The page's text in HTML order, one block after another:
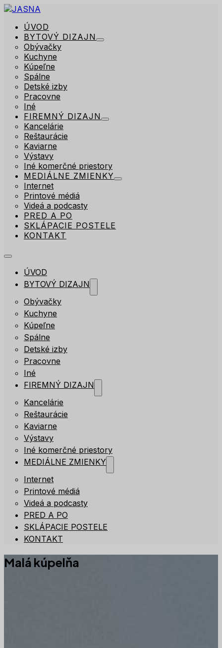
ÚVOD
BYTOVÝ DIZAJN
Obývačky
Kuchyne
Kúpeľne
Spálne
Detské izby
Pracovne
Iné
FIREMNÝ DIZAJN
Kancelárie
Reštaurácie
Kaviarne
Výstavy
Iné komerčné priestory
MEDIÁLNE ZMIENKY
Internet
Printové médiá
Videá a podcasty
PRED A PO
SKLÁPACIE POSTELE
KONTAKT
ÚVOD
BYTOVÝ DIZAJN
Obývačky
Kuchyne
Kúpeľne
Spálne
Detské izby
Pracovne
Iné
FIREMNÝ DIZAJN
Kancelárie
Reštaurácie
Kaviarne
Výstavy
Iné komerčné priestory
MEDIÁLNE ZMIENKY
Internet
Printové médiá
Videá a podcasty
PRED A PO
SKLÁPACIE POSTELE
KONTAKT
Malá kúpelňa